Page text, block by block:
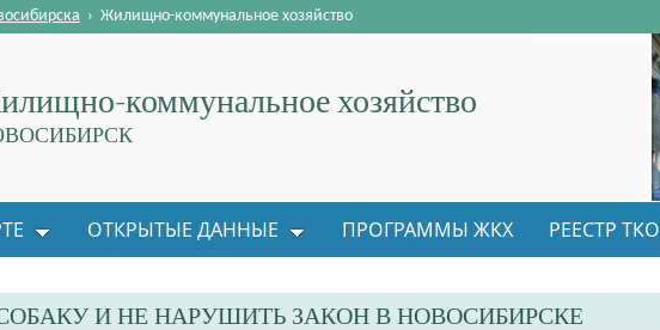
коммунальное хозяйство
› Жилищно-коммунальное хозяйство
ОТКРЫТЫЕ ДАННЫЕ ПРОГРАММЫ ЖКХ РЕЕСТР ТКО
И НЕ НАРУШИТЬ ЗАКОН В НОВОСИБИРСКЕ